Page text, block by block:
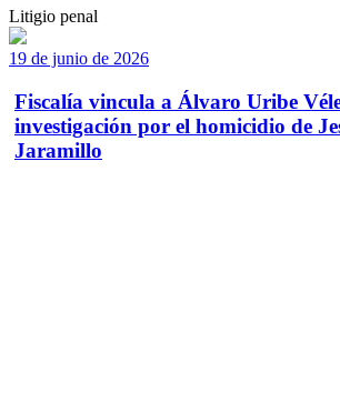
Litigio penal
19 de junio de 2026
Fiscalía vincula a Álvaro Uribe
investigación por el homicidio de
Jaramillo